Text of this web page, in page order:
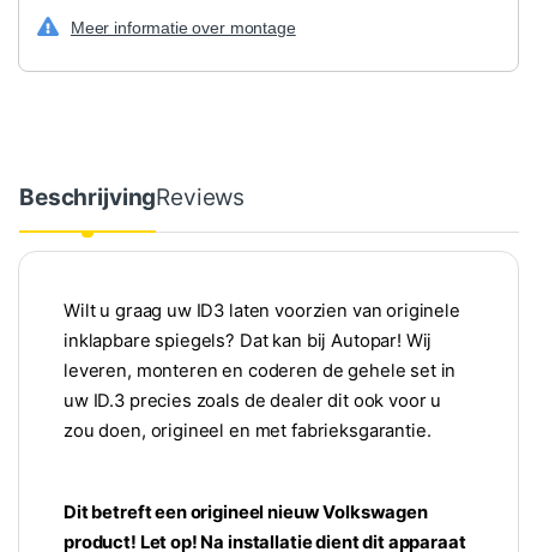
Meer informatie over montage
BeschrijvingReviews
Wilt u graag uw ID3 laten voorzien van originele
inklapbare spiegels? Dat kan bij Autopar! Wij
leveren, monteren en coderen de gehele set in
uw ID.3 precies zoals de dealer dit ook voor u
zou doen, origineel en met fabrieksgarantie.
Dit betreft een origineel nieuw Volkswagen
product! Let op! Na installatie dient dit apparaat